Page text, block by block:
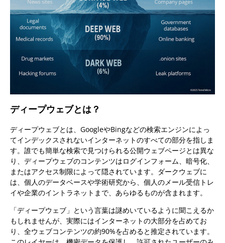
ディープウェブとは？
ディープウェブとは、GoogleやBingなどの検索エンジンによっ
てインデックスされないインターネットのすべての部分を指しま
す。誰でも簡単な検索で見つけられる公開ウェブページとは異な
り、ディープウェブのコンテンツはログインフォーム、暗号化、
またはアクセス制限によって隠されています。ダークウェブに
は、個人のデータベースや学術研究から、個人のメール受信トレ
イや企業のイントラネットまで、あらゆるものが含まれます。
「ディープウェブ」という言葉は謎めいているように聞こえるか
もしれませんが、実際にはインターネットの大部分を占めてお
り、全ウェブコンテンツの約90%を占めると推定されています。